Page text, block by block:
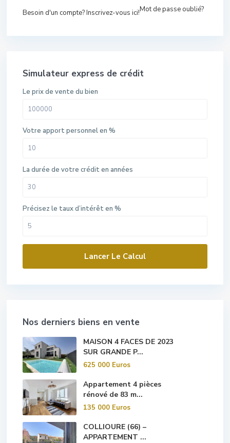
Besoin d'un compte? Inscrivez-vous ici!Mot de passe oublié?
Simulateur express de crédit
Le prix de vente du bien
Votre apport personnel en %
La durée de votre crédit en années
Précisez le taux d’intérêt en %
Lancer Le Calcul
Nos derniers biens en vente
MAISON 4 FACES DE 2023
SUR GRANDE P...
625 000 Euros
Appartement 4 pièces
rénové de 83 m...
135 000 Euros
COLLIOURE (66) –
APPARTEMENT ...